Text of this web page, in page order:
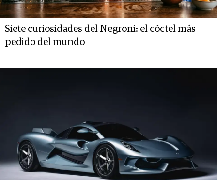
Siete curiosidades del Negroni: el cóctel más
pedido del mundo